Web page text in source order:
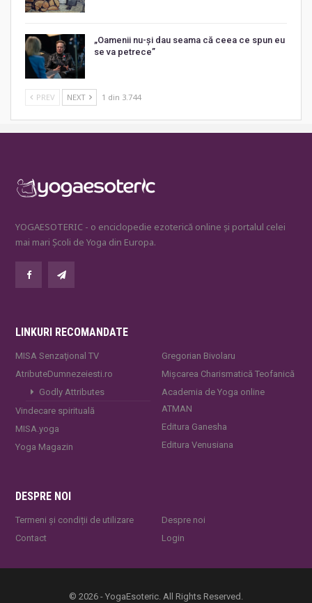
„Oamenii nu-și dau seama că ceea ce spun eu
se va petrece”
PREV NEXT 1 din 3.744
YOGAESOTERIC - o enciclopedie ezoterică online și portalul celei
mai mari Școli de Yoga din Europa.
LINKURI RECOMANDATE
MISA Senzaţional TV
AtributeDumnezeiesti.ro
Godly Attributes
Vindecare spirituală
MISA.yoga
Yoga Magazin
Gregorian Bivolaru
Mișcarea Charismatică Teofanică
Academia de Yoga online
ATMAN
Editura Ganesha
Editura Venusiana
DESPRE NOI
Termeni și condiții de utilizare
Contact
Despre noi
Login
© 2026 - YogaEsoteric. All Rights Reserved.